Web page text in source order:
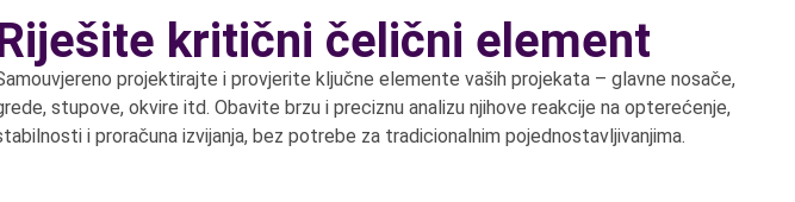
kritični čelični element
projektirajte i provjerite ključne elemente vaših projekata – glavne nosače,
stupove, okvire itd. Obavite brzu i preciznu analizu njihove reakcije na opterećenje,
i proračuna izvijanja, bez potrebe za tradicionalnim pojednostavljivanjima.